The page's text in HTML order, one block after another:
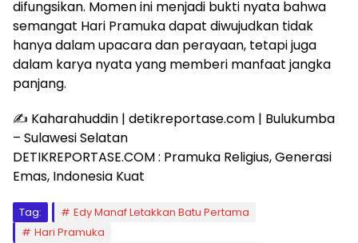
difungsikan. Momen ini menjadi bukti nyata bahwa
semangat Hari Pramuka dapat diwujudkan tidak
hanya dalam upacara dan perayaan, tetapi juga
dalam karya nyata yang memberi manfaat jangka
panjang.
✍️ Kaharahuddin | detikreportase.com | Bulukumba
– Sulawesi Selatan
DETIKREPORTASE.COM : Pramuka Religius, Generasi
Emas, Indonesia Kuat
Tag:
Edy Manaf Letakkan Batu Pertama
Hari Pramuka